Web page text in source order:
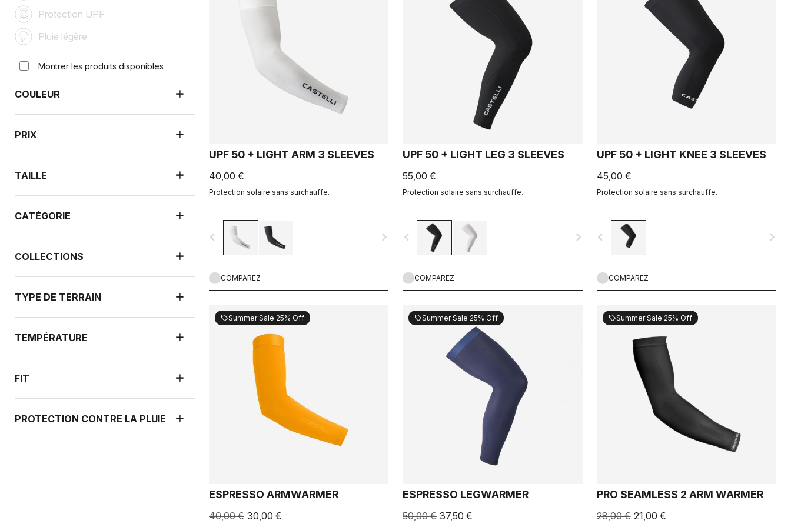
Protection UPF
Pluie légère
Montrer les produits disponibles
COULEUR
PRIX
TAILLE
CATÉGORIE
COLLECTIONS
TYPE DE TERRAIN
TEMPÉRATURE
FIT
PROTECTION CONTRE LA PLUIE
UPF 50 + LIGHT ARM 3 SLEEVES
40,00 €
Protection solaire sans surchauffe.
navigate_before navigate_next
COMPAREZ
UPF 50 + LIGHT LEG 3 SLEEVES
55,00 €
Protection solaire sans surchauffe.
navigate_before navigate_next
COMPAREZ
UPF 50 + LIGHT KNEE 3 SLEEVES
45,00 €
Protection solaire sans surchauffe.
navigate_before navigate_next
COMPAREZ
sellSummer Sale 25% Off
ESPRESSO ARMWARMER
40,00 € 30,00 €
sellSummer Sale 25% Off
ESPRESSO LEGWARMER
50,00 € 37,50 €
sellSummer Sale 25% Off
PRO SEAMLESS 2 ARM WARMER
28,00 € 21,00 €